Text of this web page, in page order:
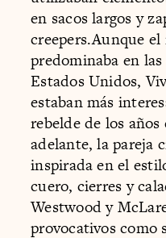
en sacos largos y
creepers.Aunque
predominaba en
Estados Unidos,
estaban más
rebelde de los
adelante, la pareja
inspirada en el
cuero, cierres y
Westwood y
provocativos como